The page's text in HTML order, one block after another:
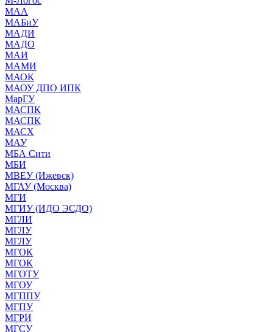
МАА
МАБиУ
МАДИ
МАДО
МАИ
МАМИ
МАОК
МАОУ ДПО ИПК
МарГУ
МАСПК
МАСПК
МАСХ
МАУ
МБА Сити
МБИ
МВЕУ (Ижевск)
МГАУ (Москва)
МГИ
МГИУ (ИДО ЭСДО)
МГЛИ
МГЛУ
МГЛУ
МГОК
МГОК
МГОТУ
МГОУ
МГППУ
МГПУ
МГРИ
МГСУ